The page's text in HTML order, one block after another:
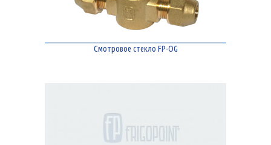
Смотровое стекло FP-OG